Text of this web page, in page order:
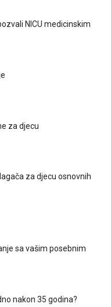
NICU medicinskim
za djecu
za djecu osnovnih
sa vašim posebnim
nakon 35 godina?